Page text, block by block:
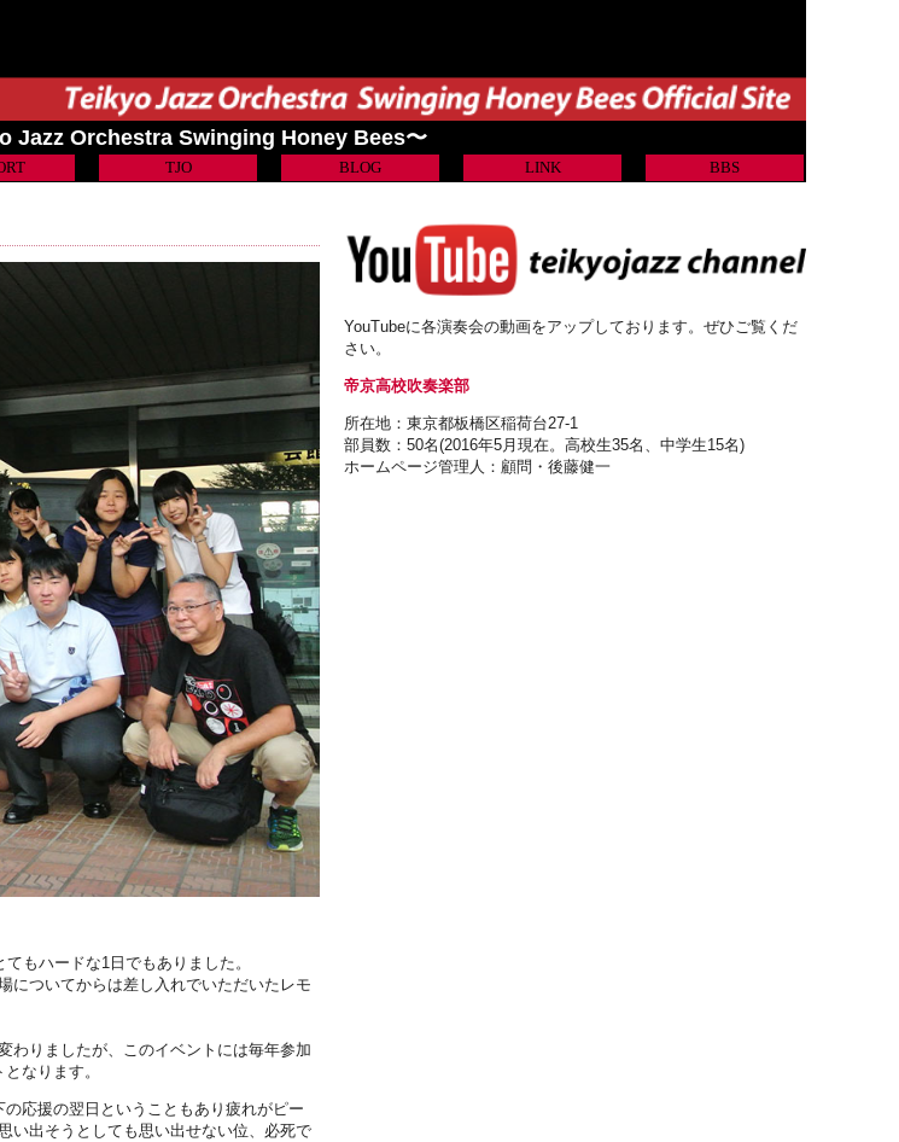
Jazz Orchestra Swinging Honey Bees〜
TJO BLOG LINK BBS
もハードな1日でもありました。
についてからは差し入れでいただいたレモ
わりましたが、このイベントには毎年参加
なります。
応援の翌日ということもあり疲れがピー
い出そうとしても思い出せない位、必死で
YouTubeに各演奏会の動画をアップしております。ぜひご覧くだ
さい。
帝京高校吹奏楽部
所在地：東京都板橋区稲荷台27-1
部員数：50名(2016年5月現在。高校生35名、中学生15名)
ホームページ管理人：顧問・後藤健一